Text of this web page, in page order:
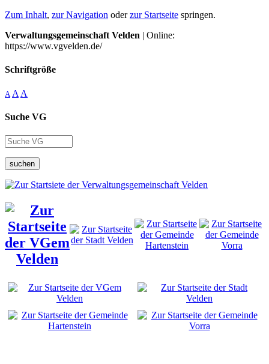
Zum Inhalt, zur Navigation oderzur Startseite springen.
Verwaltungsgemeinschaft Velden | Online:
https://www.vgvelden.de/
Schriftgröße
A A A
Suche VG
suchen